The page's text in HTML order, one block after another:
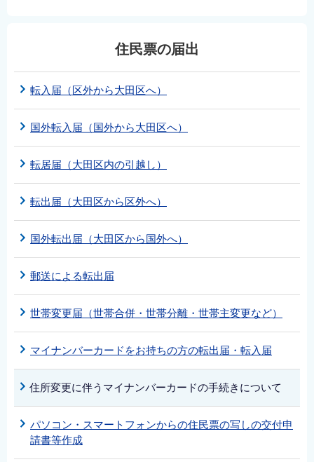
住民票の届出
転入届（区外から大田区へ）
国外転入届（国外から大田区へ）
転居届（大田区内の引越し）
転出届（大田区から区外へ）
国外転出届（大田区から国外へ）
郵送による転出届
世帯変更届（世帯合併・世帯分離・世帯主変更など）
マイナンバーカードをお持ちの方の転出届・転入届
住所変更に伴うマイナンバーカードの手続きについて
パソコン・スマートフォンからの住民票の写しの交付申
請書等作成